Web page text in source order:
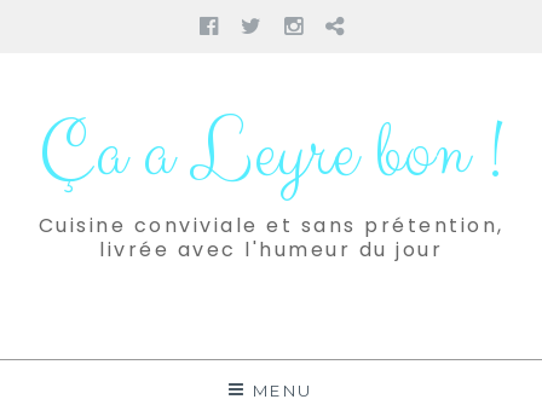
Facebook
TwitterInstagram
Pinterest
contenuÇa a Leyre bon !
Cuisine conviviale et sans prétention,
livrée avec l'humeur du jour
MENU